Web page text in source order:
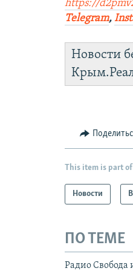
https://
Telegram,
Новости
This item is part of
Новости
ПО ТЕМЕ
Радио Свобода